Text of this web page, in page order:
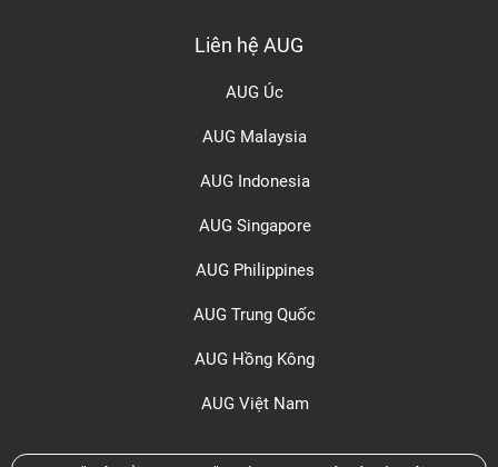
Liên hệ AUG
AUG Úc
AUG Malaysia
AUG Indonesia
AUG Singapore
AUG Philippines
AUG Trung Quốc
AUG Hồng Kông
AUG Việt Nam